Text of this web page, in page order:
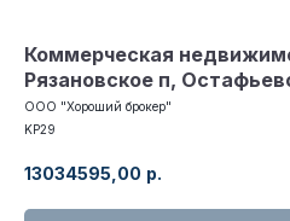
Коммерческая
Рязановское п,
ООО "Хороший брокер"
KP29
13034595,00 р.